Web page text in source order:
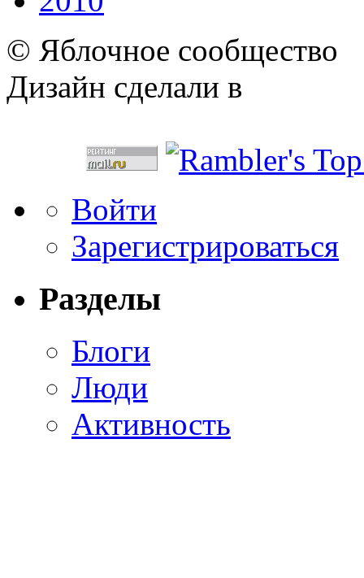
© Яблочное сообщество
Дизайн сделали в
Войти
Зарегистрироваться
Разделы
Блоги
Люди
Активность